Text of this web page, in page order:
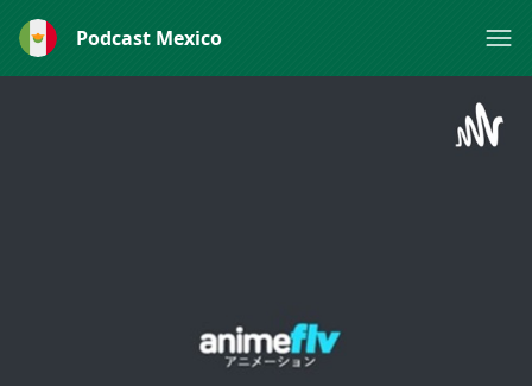
Podcast Mexico